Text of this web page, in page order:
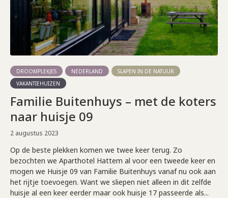
DROOMPLEKJES NEDERLAND
SLAPEN IN DE NATUUR
VAKANTIEHUIZEN
Familie Buitenhuys – met de koters
naar huisje 09
2 augustus 2023
Op de beste plekken komen we twee keer terug. Zo
bezochten we Aparthotel Hattem al voor een tweede keer en
mogen we Huisje 09 van Familie Buitenhuys vanaf nu ook aan
het rijtje toevoegen. Want we sliepen niet alleen in dit zelfde
huisje al een keer eerder maar ook huisje 17 passeerde als...